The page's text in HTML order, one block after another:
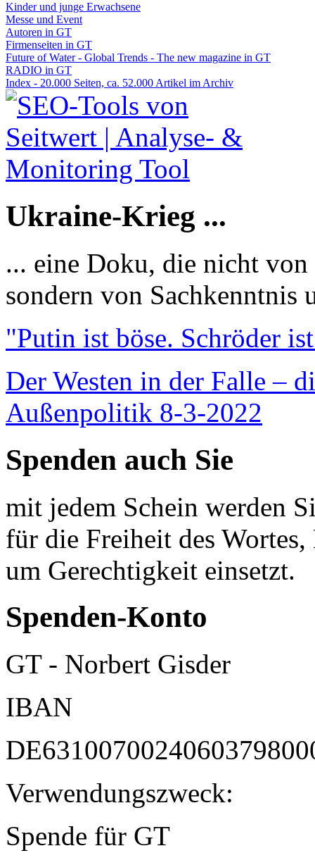
Kinder und junge Erwachsene
Messe und Event
Autoren in GT
Firmenseiten in GT
Future of Water - Global Trends - The new magazine in GT
RADIO in GT
Index - 20.000 Seiten, ca. 52.000 Artikel im Archiv
Ukraine-Krieg ...
... eine Doku, die nicht
sondern von Sachkenntnis
"Putin ist böse. Schröder
Der Westen in der Falle –
Außenpolitik 8-3-2022
Spenden auch Sie
mit jedem Schein werden
für die Freiheit des
um Gerechtigkeit einsetzt.
Spenden-Konto
GT - Norbert Gisder
IBAN
Verwendungszweck:
Spende für GT